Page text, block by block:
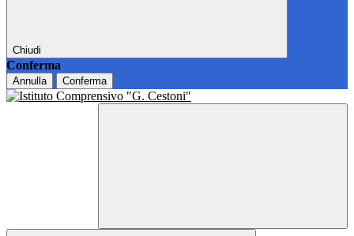
Chiudi
Conferma
Annulla Conferma